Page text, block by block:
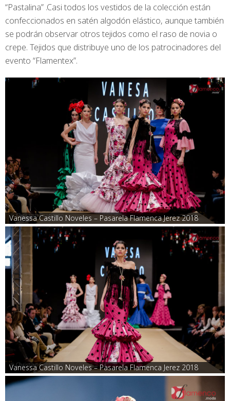
“Pastalina” .Casi todos los vestidos de la colección están
confeccionados en satén algodón elástico, aunque también
se podrán observar otros tejidos como el raso de novia o
crepe. Tejidos que distribuye uno de los patrocinadores del
evento “Flamentex”.
Vanessa Castillo Noveles – Pasarela Flamenca Jerez 2018
Vanessa Castillo Noveles – Pasarela Flamenca Jerez 2018